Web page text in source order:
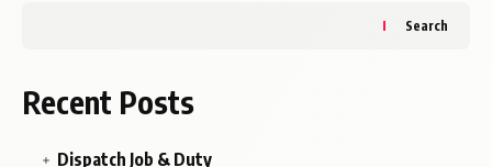
কোন সুবিধা পাবেন?
Search
Recent Posts
Dispatch Job & Duty